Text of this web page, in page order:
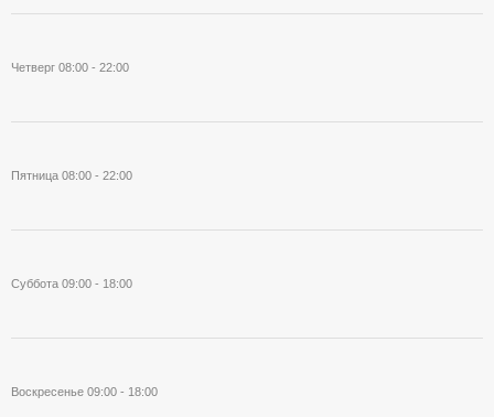
Четверг 08:00 - 22:00
Пятница 08:00 - 22:00
Суббота 09:00 - 18:00
Воскресенье 09:00 - 18:00